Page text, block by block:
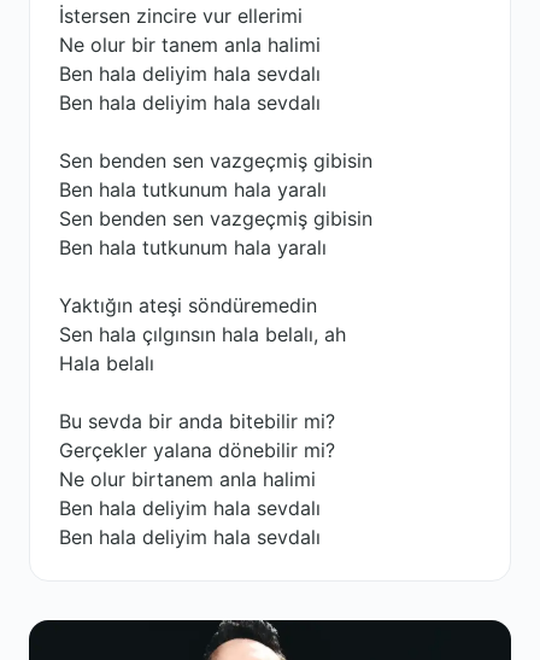
İstersen zincire vur ellerimi
Ne olur bir tanem anla halimi
Ben hala deliyim hala sevdalı
Ben hala deliyim hala sevdalı
Sen benden sen vazgeçmiş gibisin
Ben hala tutkunum hala yaralı
Sen benden sen vazgeçmiş gibisin
Ben hala tutkunum hala yaralı
Yaktığın ateşi söndüremedin
Sen hala çılgınsın hala belalı, ah
Hala belalı
Bu sevda bir anda bitebilir mi?
Gerçekler yalana dönebilir mi?
Ne olur birtanem anla halimi
Ben hala deliyim hala sevdalı
Ben hala deliyim hala sevdalı